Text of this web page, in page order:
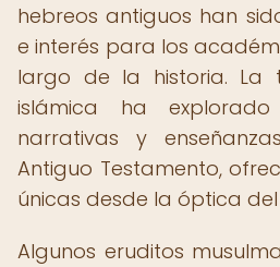
hebreos antiguos han
e interés para los
largo de la historia. La
islámica ha
narrativas y
Antiguo Testamento,
únicas desde la óptica del
Algunos eruditos